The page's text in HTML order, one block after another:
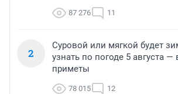
87 276 11
2
Суровой или мягкой будет
узнать по погоде 5 августа
приметы
78 015 12